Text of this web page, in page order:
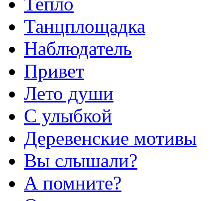
Танцплощадка
Наблюдатель
Привет
Лето души
С улыбкой
Деревенские мотивы
Вы слышали?
А помните?